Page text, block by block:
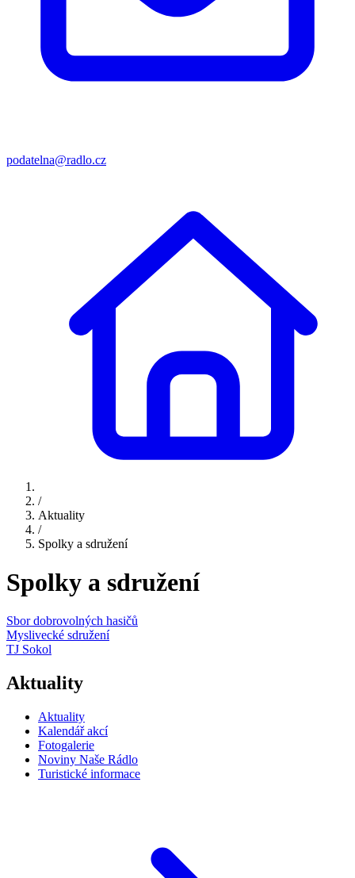
podatelna@radlo.cz
/
Aktuality
/
Spolky a sdružení
Spolky a sdružení
Sbor dobrovolných hasičů
Myslivecké sdružení
TJ Sokol
Aktuality
Aktuality
Kalendář akcí
Fotogalerie
Noviny Naše Rádlo
Turistické informace